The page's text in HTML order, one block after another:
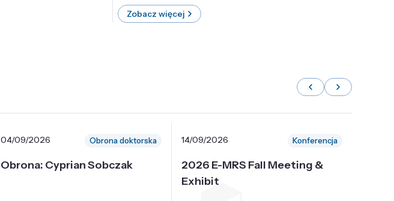
Zobacz więcej
04/09/2026 Obrona doktorska
Obrona: Cyprian Sobczak
14/09/2026 Konferencja
2026 E-MRS Fall Meeting &
Exhibit